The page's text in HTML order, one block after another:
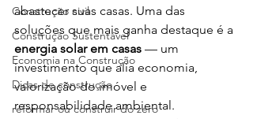
Construção civil
Construção Sustentável
Economia na Construção
Dicas de construção
reformar ou construir do zero
abastecer suas casas. Uma das
soluções que mais ganha destaque é a
energia solar em casas — um
investimento que alia economia,
valorização do imóvel e
responsabilidade ambiental.